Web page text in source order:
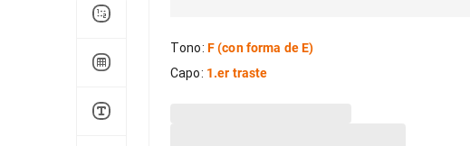
Tono: F(con forma de E)
Capo: 1.er traste